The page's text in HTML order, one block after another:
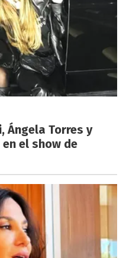
Ángela Torres y
el show de